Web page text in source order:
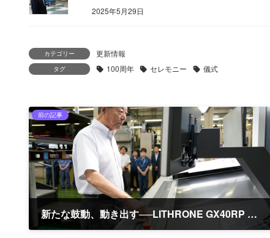
2025年5月29日
カテゴリー 更新情報
タグ 100周年 セレモニー 儀式
前の記事
新たな鼓動、動き出す──LITHRONE GX40RP advance 稼働式を執り行いました